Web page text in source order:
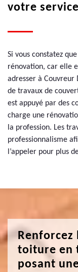
votre service
Si vous constatez
rénovation, car elle
adresser à Couvreur
de travaux de
est appuyé par des
charge une
la profession. Les
professionnalisme
l’appeler pour plus
Renforcez
toiture en
posant